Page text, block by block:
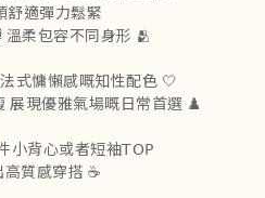
舒適彈力鬆緊
溫柔包容不同身形 🫂
式慵懶感嘅知性配色 🤍
展現優雅氣場嘅日常首選 ♟️
小背心或者短袖𝖳𝖮𝖯
質感穿搭 ☕